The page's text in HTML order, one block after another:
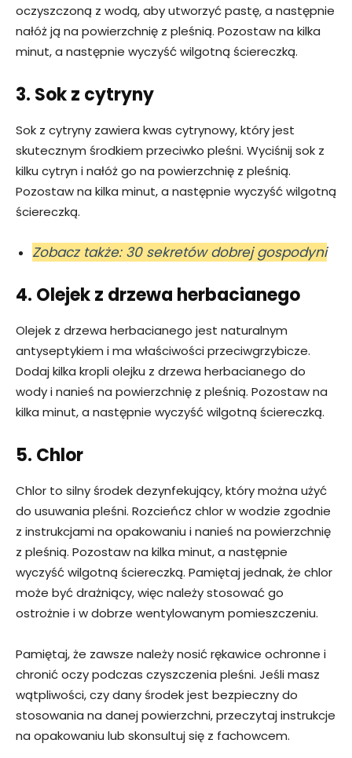
oczyszczoną z wodą, aby utworzyć pastę, a następnie
nałóż ją na powierzchnię z pleśnią. Pozostaw na kilka
minut, a następnie wyczyść wilgotną ściereczką.
3. Sok z cytryny
Sok z cytryny zawiera kwas cytrynowy, który jest
skutecznym środkiem przeciwko pleśni. Wyciśnij sok z
kilku cytryn i nałóż go na powierzchnię z pleśnią.
Pozostaw na kilka minut, a następnie wyczyść wilgotną
ściereczką.
Zobacz także: 30 sekretów dobrej gospodyni
4. Olejek z drzewa herbacianego
Olejek z drzewa herbacianego jest naturalnym
antyseptykiem i ma właściwości przeciwgrzybicze.
Dodaj kilka kropli olejku z drzewa herbacianego do
wody i nanieś na powierzchnię z pleśnią. Pozostaw na
kilka minut, a następnie wyczyść wilgotną ściereczką.
5. Chlor
Chlor to silny środek dezynfekujący, który można użyć
do usuwania pleśni. Rozcieńcz chlor w wodzie zgodnie
z instrukcjami na opakowaniu i nanieś na powierzchnię
z pleśnią. Pozostaw na kilka minut, a następnie
wyczyść wilgotną ściereczką. Pamiętaj jednak, że chlor
może być drażniący, więc należy stosować go
ostrożnie i w dobrze wentylowanym pomieszczeniu.
Pamiętaj, że zawsze należy nosić rękawice ochronne i
chronić oczy podczas czyszczenia pleśni. Jeśli masz
wątpliwości, czy dany środek jest bezpieczny do
stosowania na danej powierzchni, przeczytaj instrukcje
na opakowaniu lub skonsultuj się z fachowcem.